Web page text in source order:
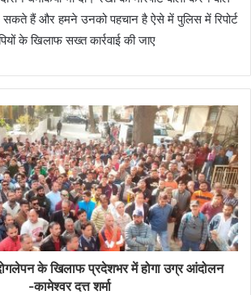
सकते हैं और हमने उनको पहचान है ऐसे में पुलिस में रिपोर्ट
के खिलाफ सख्त कार्रवाई की जाए
के खिलाफ प्रदेशभर में होगा उग्र आंदोलन
-कामेश्वर दत्त शर्मा